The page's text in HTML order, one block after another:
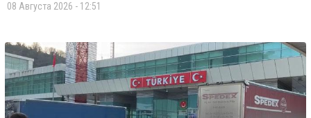
08 Августа 2026 - 12:51